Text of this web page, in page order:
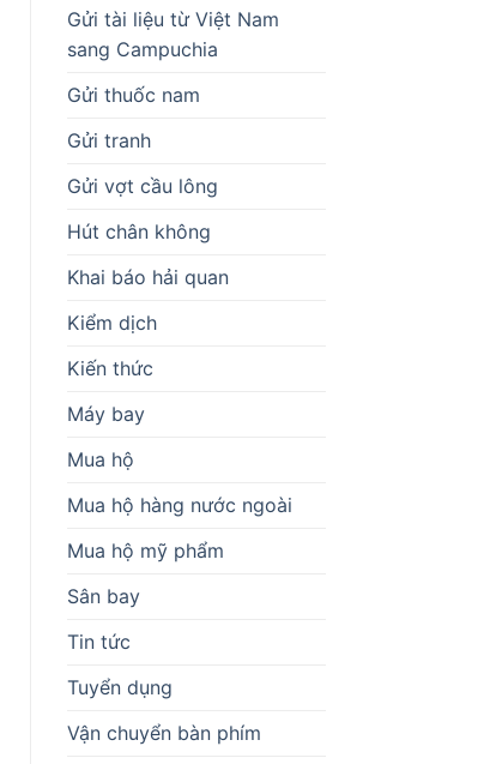
Gửi tài liệu từ Việt Nam
sang Campuchia
Gửi thuốc nam
Gửi tranh
Gửi vợt cầu lông
Hút chân không
Khai báo hải quan
Kiểm dịch
Kiến thức
Máy bay
Mua hộ
Mua hộ hàng nước ngoài
Mua hộ mỹ phẩm
Sân bay
Tin tức
Tuyển dụng
Vận chuyển bàn phím